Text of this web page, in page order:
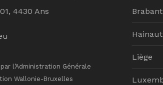
4430 Ans
l’Administration Générale
Wallonie-Bruxelles
Hainaut
Liège